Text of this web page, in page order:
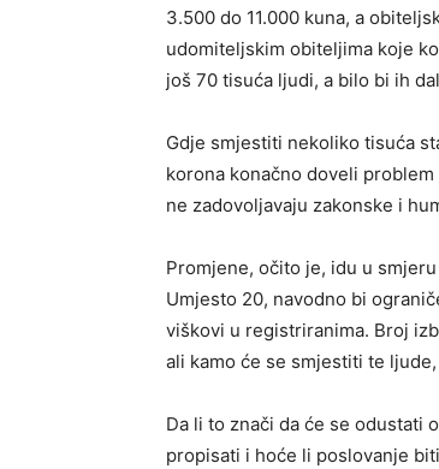
3.500 do 11.000 kuna, a
udomiteljskim obiteljima koje
još 70 tisuća ljudi, a bilo bi ih
Gdje smjestiti nekoliko tisuća
korona konačno doveli
ne zadovoljavaju zakonske i
Promjene, očito je, idu u
Umjesto 20, na­vodno bi
viškovi u registriranima. Broj
ali kamo će se smjestiti te
Da li to znači da će se odustati
propisati i hoće li poslo­vanje